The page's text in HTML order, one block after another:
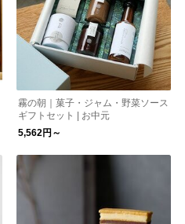
霧の朝｜菓子・ジャム・野菜ソース
ギフトセット | お中元
5,562円～